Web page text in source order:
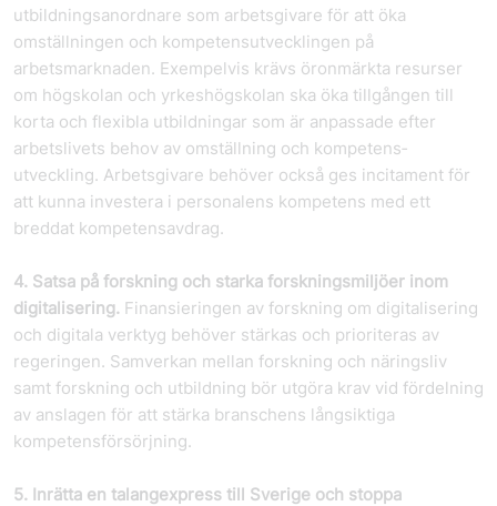
utbildningsanordnare som arbetsgivare för att öka
omställningen och kompetens­utvecklingen på
arbetsmarknaden. Exempelvis krävs öronmärkta resurser
om högskolan och yrkeshögskolan ska öka tillgången till
korta och flexibla utbildningar som är anpassade efter
arbetslivets behov av omställning och kompetens­
utveckling. Arbetsgivare behöver också ges incitament för
att kunna investera i personalens kompetens med ett
breddat kompetensavdrag.
4. Satsa på forskning och starka forskningsmiljöer inom
digitalisering. Finansieringen av forskning om digitalisering
och digitala verktyg behöver stärkas och prioriteras av
regeringen. Samverkan mellan forskning och näringsliv
samt forskning och utbildning bör utgöra krav vid fördelning
av anslagen för att stärka branschens långsiktiga
kompetensförsörjning.
5. Inrätta en talangexpress till Sverige och stoppa